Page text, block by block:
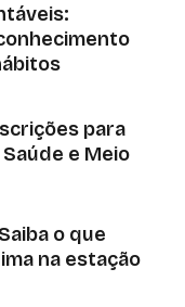
para
e Meio
o que
na estação